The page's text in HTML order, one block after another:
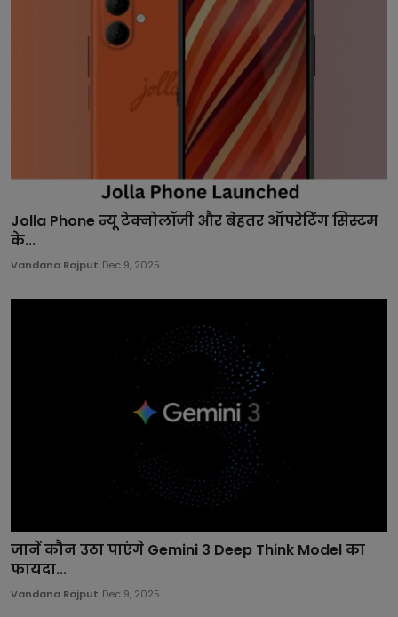
Jolla Phone न्यू टेक्नोलॉजी और बेहतर ऑपरेटिंग सिस्टम
के...
Vandana Rajput Dec 9, 2025
जानें कौन उठा पाएंगे Gemini 3 Deep Think Model का
फायदा...
Vandana Rajput Dec 9, 2025